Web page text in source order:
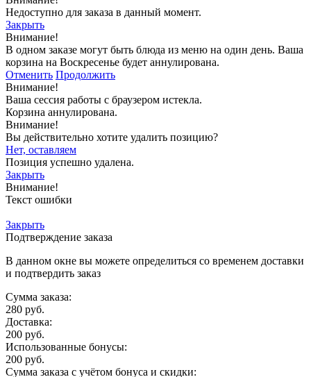
Недоступно для заказа в данный момент.
Закрыть
Внимание!
В одном заказе могут быть блюда из меню на один день. Ваша
корзина на Воскресенье будет аннулирована.
Отменить Продолжить
Внимание!
Ваша сессия работы с браузером истекла.
Корзина аннулирована.
Внимание!
Вы действительно хотите удалить позицию?
Нет, оставляем
Позиция успешно удалена.
Закрыть
Внимание!
Текст ошибки
Закрыть
Подтверждение заказа
В данном окне вы можете определиться со временем доставки
и подтвердить заказ
Сумма заказа:
280 руб.
Доставка:
200 руб.
Использованные бонусы:
200 руб.
Сумма заказа с учётом бонуса и скидки: